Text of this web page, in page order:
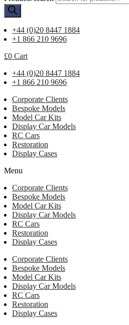
+44 (0)20 8447 1884
+1 866 210 9696
£0 Cart
+44 (0)20 8447 1884
+1 866 210 9696
Corporate Clients
Bespoke Models
Model Car Kits
Display Car Models
RC Cars
Restoration
Display Cases
Menu
Corporate Clients
Bespoke Models
Model Car Kits
Display Car Models
RC Cars
Restoration
Display Cases
Corporate Clients
Bespoke Models
Model Car Kits
Display Car Models
RC Cars
Restoration
Display Cases